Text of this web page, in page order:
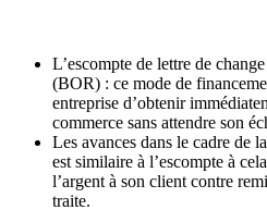
L’escompte de lettre de
(BOR) : ce mode de
entreprise d’obtenir
commerce sans attendre son
Les avances dans le cadre de
est similaire à l’escompte à
l’argent à son client contre
traite.